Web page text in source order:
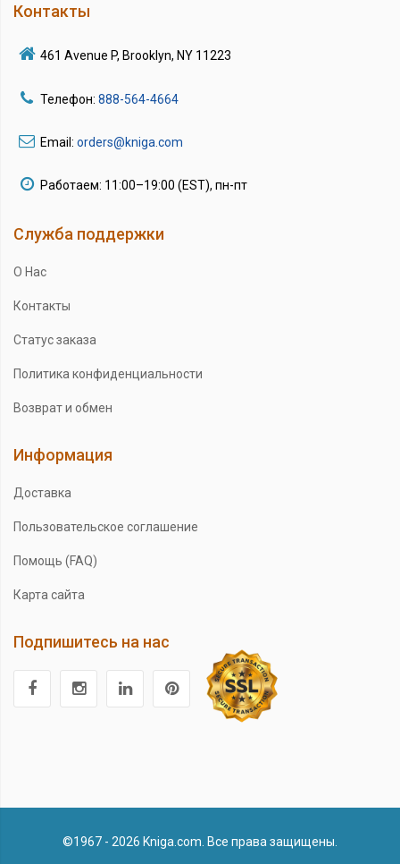
Контакты
461 Avenue P, Brooklyn, NY 11223
Телефон: 888-564-4664
Email: orders@kniga.com
Работаем: 11:00–19:00 (EST), пн-пт
Служба поддержки
О Нас
Контакты
Статус заказа
Политика конфиденциальности
Возврат и обмен
Информация
Доставка
Пользовательское соглашение
Помощь (FAQ)
Карта сайта
Подпишитесь на нас
©1967 - 2026 Kniga.com. Все права защищены.